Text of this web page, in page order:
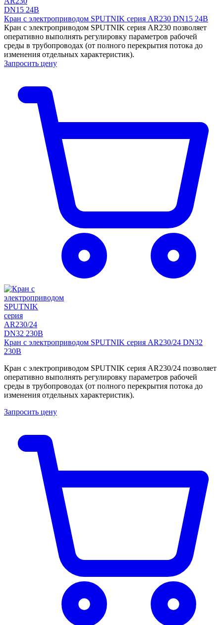
Кран с электроприводом SPUTNIK серия AR230 DN15 24B
Кран с электроприводом SPUTNIK серия AR230 позволяет
оперативно выполнять регулировку параметров рабочей
среды в трубопроводах (от полного перекрытия потока до
изменения отдельных характеристик).
Запросить цену
Кран с электроприводом SPUTNIK серия AR230/24 DN32
230B
Кран с электроприводом SPUTNIK серия AR230/24 позволяет
оперативно выполнять регулировку параметров рабочей
среды в трубопроводах (от полного перекрытия потока до
изменения отдельных характеристик).
Запросить цену